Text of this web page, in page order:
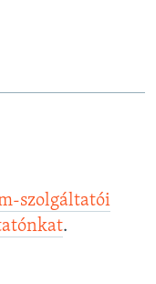
szolgáltatói
.